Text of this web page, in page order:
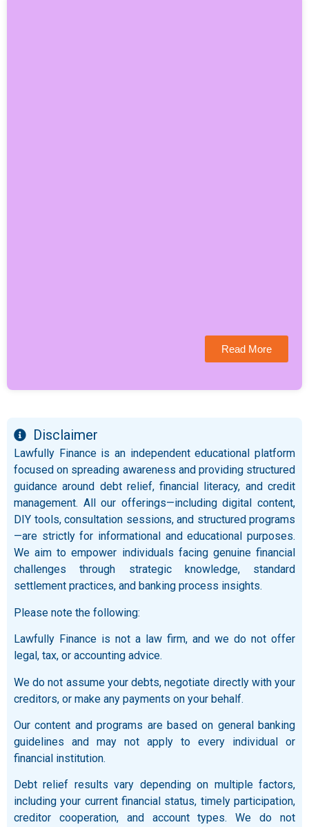
Read More
Disclaimer
Lawfully Finance is an independent educational platform
focused on spreading awareness and providing structured
guidance around debt relief, financial literacy, and credit
management. All our offerings—including digital content,
DIY tools, consultation sessions, and structured programs
—are strictly for informational and educational purposes.
We aim to empower individuals facing genuine financial
challenges through strategic knowledge, standard
settlement practices, and banking process insights.
Please note the following:
Lawfully Finance is not a law firm, and we do not offer
legal, tax, or accounting advice.
We do not assume your debts, negotiate directly with your
creditors, or make any payments on your behalf.
Our content and programs are based on general banking
guidelines and may not apply to every individual or
financial institution.
Debt relief results vary depending on multiple factors,
including your current financial status, timely participation,
creditor cooperation, and account types. We do not